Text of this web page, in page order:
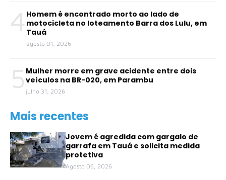
4 Homem é encontrado morto ao lado de
motocicleta no loteamento Barra dos Lulu, em
Tauá
agosto 01, 2026
5 Mulher morre em grave acidente entre dois
veículos na BR-020, em Parambu
julho 31, 2026
Mais recentes
Jovem é agredida com gargalo de
garrafa em Tauá e solicita medida
protetiva
Agosto 06, 2026